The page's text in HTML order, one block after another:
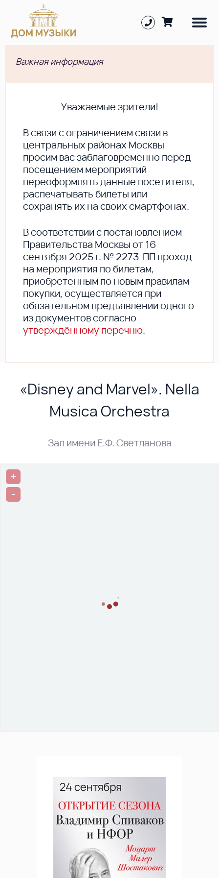
Важная информация
Уважаемые зрители!
В cвязи с ограничением связи в
центральных районах Москвы
просим вас заблаговременно перед
посещением мероприятий
переоформлять данные посетителя,
распечатывать билеты или
сохранять их на своих смартфонах.
В соответствии с постановлением
Правительства Москвы от 16
сентября 2025 г. № 2273-ПП проход
на мероприятия по билетам,
приобретенным по новым правилам
покупки, осуществляется при
обязательном предъявлении одного
из документов согласно
утверждённому перечню.
«Disney and Marvel». Nella
Musica Orchestra
Зал имени Е.Ф. Светланова
+
-